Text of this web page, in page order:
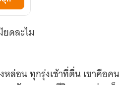
ดละไม
ล่อน ทุกรุ่งเช้าที่ตื่น เขาคือค